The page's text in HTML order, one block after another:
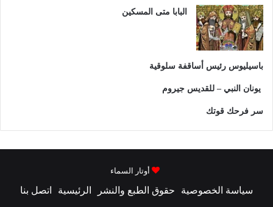
البابا متى المسكين
باسيليوس رئيس أساقفة سلوقية
يونان النبي – للقديس جيروم
سر فرحك قوتك
أوتار السماء
سياسة الخصوصية حقوق الطبع والنشر الرئيسية اتصل بنا